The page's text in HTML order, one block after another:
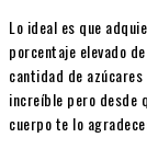
Lo ideal es que
porcentaje elevado
cantidad de
increíble pero desde
cuerpo te lo